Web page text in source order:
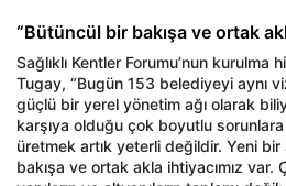
“Bütüncül bir bakışa ve ortak
Sağlıklı Kentler Forumu’nun
Tugay, “Bugün 153 belediyeyi aynı
güçlü bir yerel yönetim ağı olarak
karşıya olduğu çok boyutlu
üretmek artık yeterli değildir. Yeni
bakışa ve ortak akla ihtiyacımız var.